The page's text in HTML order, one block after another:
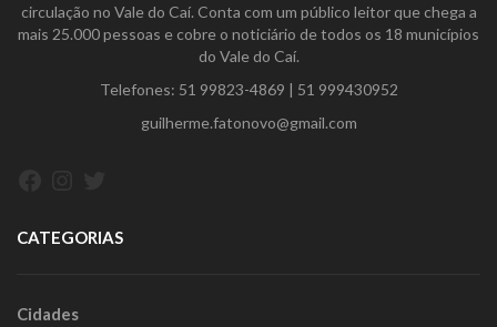
circulação no Vale do Caí. Conta com um público leitor que chega a
mais 25.000 pessoas e cobre o noticiário de todos os 18 municípios
do Vale do Caí.
Telefones: 51 99823-4869 | 51 999430952
guilherme.fatonovo@gmail.com
CATEGORIAS
Cidades